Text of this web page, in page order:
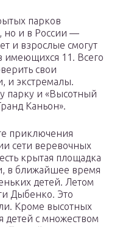
парков
но и в России —
и взрослые смогут
имеющихся 11. Всего
свои
и экстремалы.
парку и «Высотный
Каньон».
приключения
сети веревочных
крытая площадка
в ближайшее время
детей. Летом
Дыбенко. Это
Кроме высотных
детей с множеством